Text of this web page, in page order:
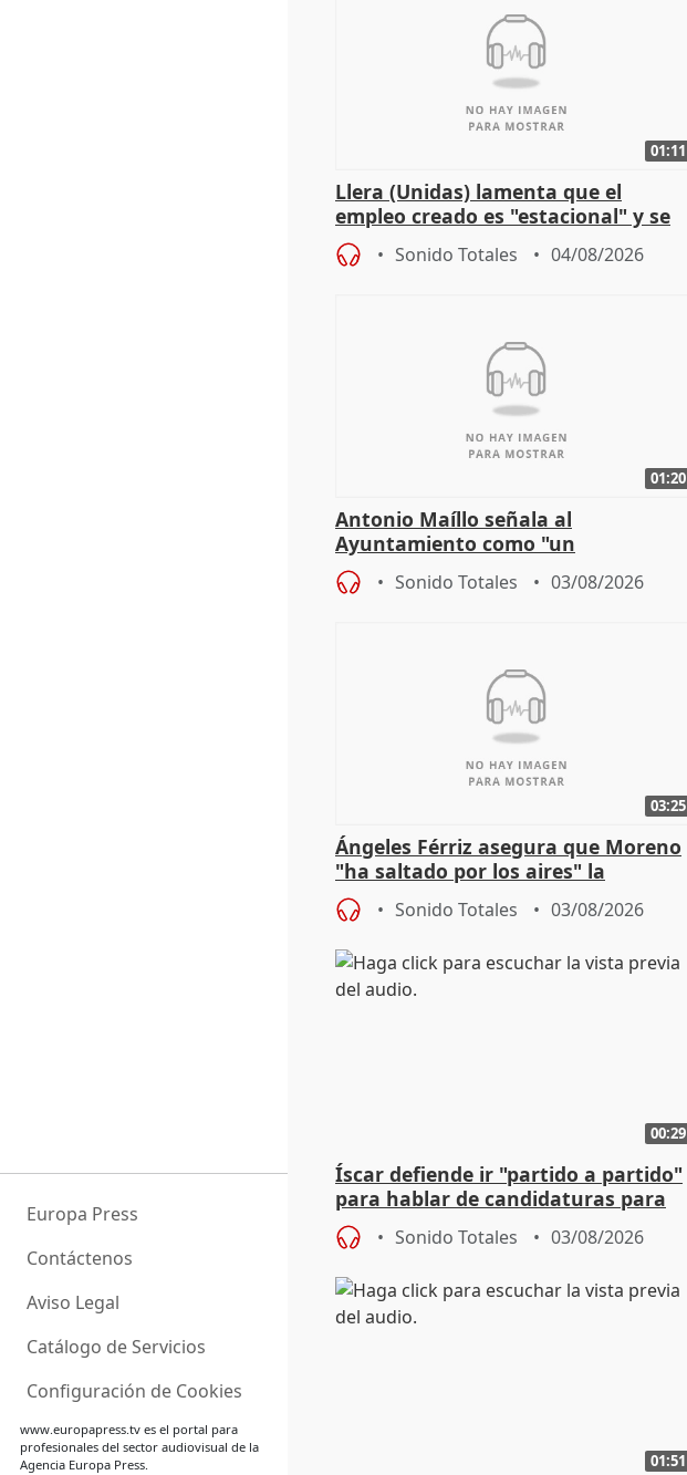
Europa Press
Contáctenos
Aviso Legal
Catálogo de Servicios
Configuración de Cookies
www.europapress.tves el portal para
profesionales del sector audiovisual de la
Agencia Europa Press.
01:11
Llera (Unidas) lamenta que el
empleo creado es "estacional" y se
"esfumará" al acabar el verano
Sonido Totales 04/08/2026
01:20
Antonio Maíllo señala al
Ayuntamiento como "un
especulador más" sobre viviendas de
Jiménez Becerril
Sonido Totales 03/08/2026
03:25
Ángeles Férriz asegura que Moreno
"ha saltado por los aires" la
negociación tras acuerdo con SMA
Sonido Totales 03/08/2026
00:29
Íscar defiende ir "partido a partido"
para hablar de candidaturas para
2027
Sonido Totales 03/08/2026
01:51